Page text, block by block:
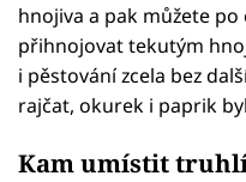
hnojiva a pak můžete
přihnojovat tekutým
i pěstování zcela bez
rajčat, okurek i paprik
Kam umístit